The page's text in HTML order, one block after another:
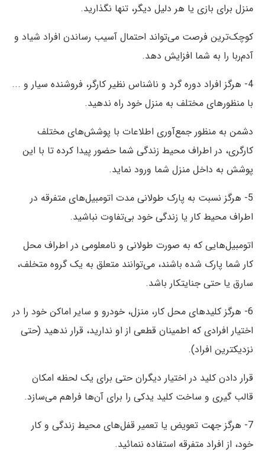
منزل برای بازی یا هر دلیل دیگر، تنها نگذارید.
کوچک‌ترین فرصت می‌تواند احتمال آسیب رساندن افراد شیاد و
آدم‌ربا را به شما افزایش دهد.
4- هرگز افراد دوره گرد و ناشناس نظیر کارگر، فروشنده سیار و ...
با منظورهای مختلف به منزل خود راه ندهید.
دشمن به ‏منظور جمع‌آوری اطلاعات با پوشش‏‌های مختلف
کارگری، در اطراف محیط زندگی شما حضور پیدا کرده تا با این
پوشش به داخل منزل شما ورود نماید.
5- هرگز نسبت به پارک طولانی مدت اتومبیل‏‌های متفرقه در
اطراف محیط کار یا زندگی خود بی‌تفاوت نباشید.
اتومبیل‏‌هایی که به‏ صورت طولانی و نامعلومی در اطراف محل
کار شما پارک شده باشند، می‏‌توانند متعلق به یک گروه متخلف،
سارق یا حتی جنایتکار باشد.
6- هرگز کلیدهای محل کار، منزل، خودرو و سایر اماکن خود را در
اختیار افرادی که اطمینان قطعی از او ندارید، قرار ندهید (حتی
نزدیک‏ترین افراد).‌
قرار دادن کلید در اختیار دیگران حتی برای یک لحظه امکان
قالب گیری و ساخت کلید یدکی را برای آن‏‌ها ‏فراهم می‌‏‌سازد.
7- هرگز جهت تعویض یا تعمیر قفل‏‌های محیط زندگی و کار
خود، از افراد متفرقه استفاده ننمائید.